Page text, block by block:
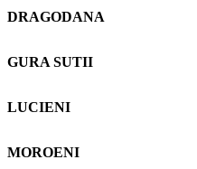
DRAGODANA
GURA SUTII
LUCIENI
MOROENI